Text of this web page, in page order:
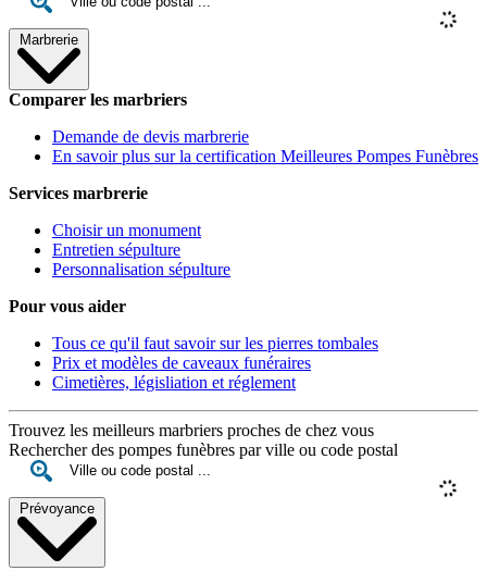
Marbrerie
Comparer les marbriers
Demande de devis marbrerie
En savoir plus sur la certification Meilleures Pompes Funèbres
Services marbrerie
Choisir un monument
Entretien sépulture
Personnalisation sépulture
Pour vous aider
Tous ce qu'il faut savoir sur les pierres tombales
Prix et modèles de caveaux funéraires
Cimetières, législiation et réglement
Trouvez les meilleurs marbriers proches de chez vous
Rechercher des pompes funèbres par ville ou code postal
Prévoyance